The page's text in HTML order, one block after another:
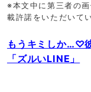
※本文中に第三者の
載許諾をいただいて
もうキミしか…♡
「ズルいLINE」